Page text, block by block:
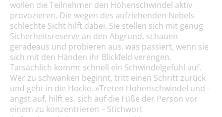
wollen die Teilnehmer den Höhenschwindel aktiv
provozieren. Die wegen des aufziehenden Nebels
schlechte Sicht hilft dabei. Sie stellen sich mit genug
Sicherheitsreserve an den Abgrund, schauen
geradeaus und probieren aus, was passiert, wenn sie
sich mit den Händen ihr Blickfeld verengen.
Tatsächlich kommt schnell ein Schwindelgefühl auf.
Wer zu schwanken beginnt, tritt einen Schritt zurück
und geht in die Hocke. »Treten Höhenschwindel und -
angst auf, hilft es, sich auf die Füße der Person vor
einem zu konzentrieren – Stichwort